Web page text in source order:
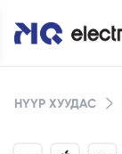
НҮҮР ХУУДАС